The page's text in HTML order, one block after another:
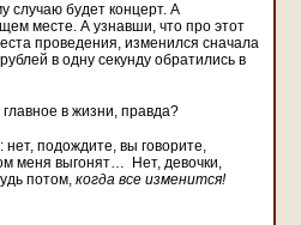
случаю будет концерт. А
месте. А узнавши, что про этот
проведения, изменился сначала
в одну секунду обратились в
в жизни, правда?
подождите, вы говорите,
меня выгонят… Нет, девочки,
потом, когда все изменится!